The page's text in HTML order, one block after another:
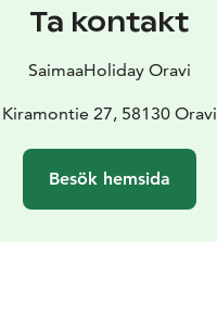
Ta kontakt
SaimaaHoliday Oravi
Kiramontie 27, 58130 Oravi
Besök hemsida